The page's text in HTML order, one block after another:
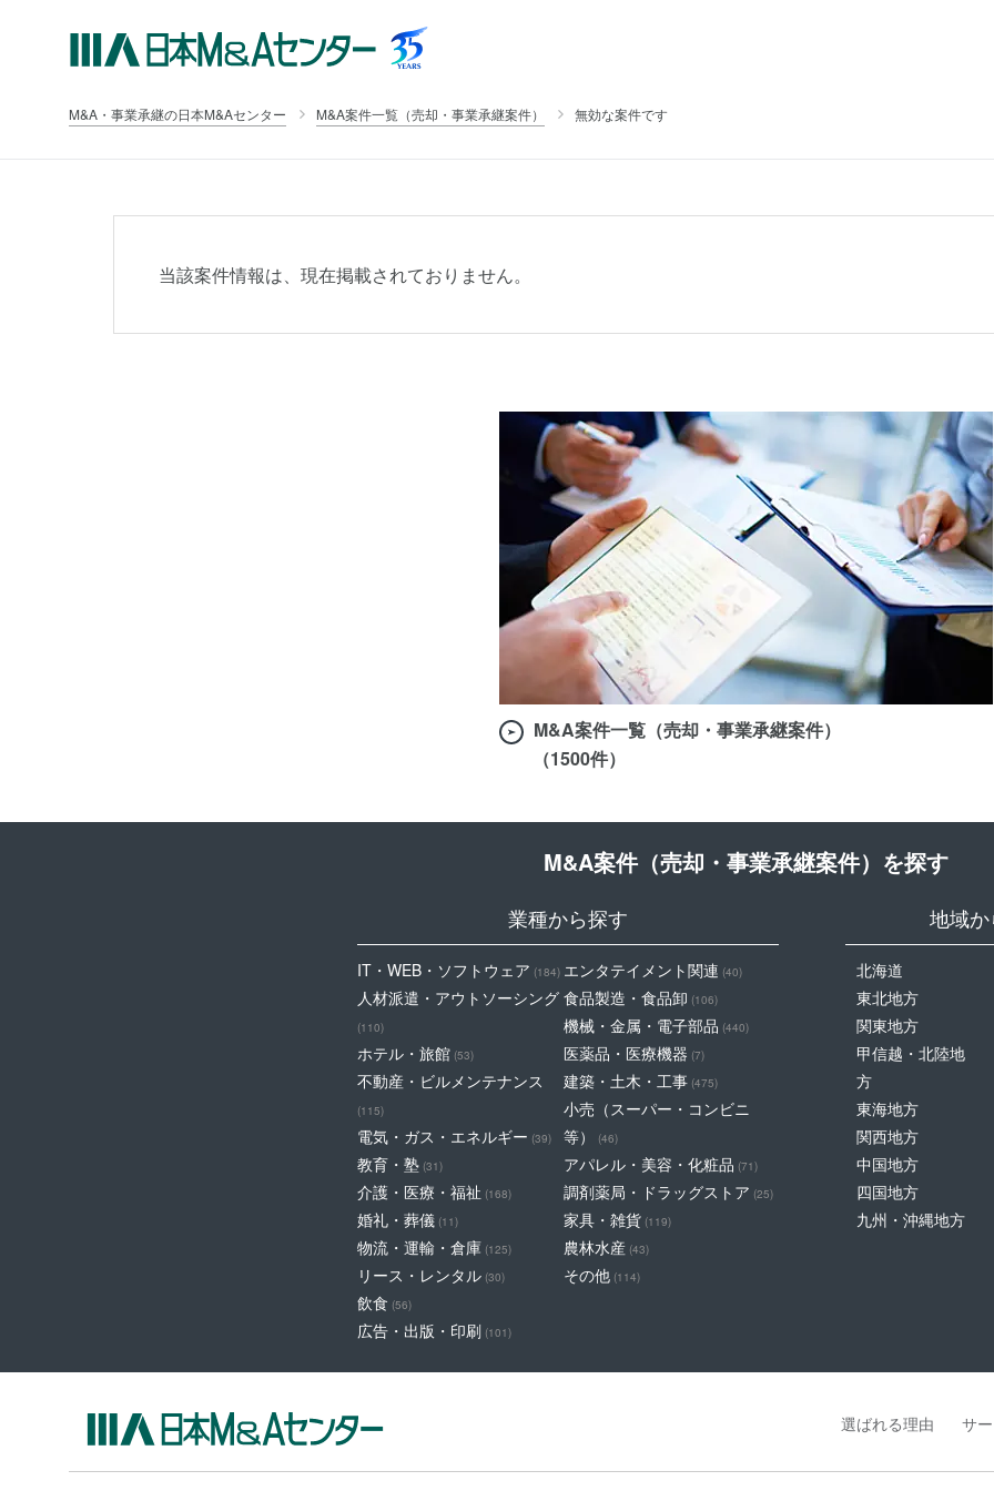
M&A・事業承継の日本M&Aセンター M&A案件一覧（売却・事業承継案件） 無効な案件です
当該案件情報は、現在掲載されておりません。
M&A案件一覧（売却・事業承継案件）
（1500件）
M&A案件（売却・事業承継案件）を探す
業種から探す
IT・WEB・ソフトウェア (184)
人材派遣・アウトソーシング
(110)
ホテル・旅館 (53)
不動産・ビルメンテナンス
(115)
電気・ガス・エネルギー (39)
教育・塾 (31)
介護・医療・福祉 (168)
婚礼・葬儀 (11)
物流・運輸・倉庫 (125)
リース・レンタル (30)
飲食 (56)
広告・出版・印刷 (101)
エンタテイメント関連 (40)
食品製造・食品卸 (106)
機械・金属・電子部品 (440)
医薬品・医療機器 (7)
建築・土木・工事 (475)
小売（スーパー・コンビニ
等）
(46)
アパレル・美容・化粧品 (71)
調剤薬局・ドラッグストア (25)
家具・雑貨 (119)
農林水産 (43)
その他 (114)
地域
北海道
東北地方
関東地方
甲信越・北陸地
方
東海地方
関西地方
中国地方
四国地方
九州・沖縄地方
選ばれる理由 サ